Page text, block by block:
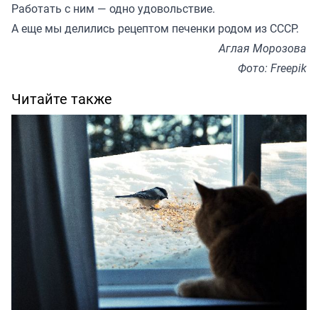
Работать с ним — одно удовольствие.
А еще мы делились рецептом печенки родом из СССР.
Аглая Морозова
Фото: Freepik
Читайте также